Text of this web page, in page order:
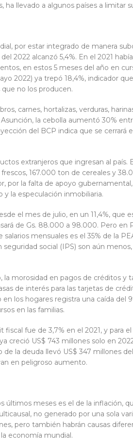
llevado a algunos países a limitar
por estar integrado de manera
2022 alcanzó 5,4%. En el 2021
en estos 5 meses del año en
2022) ya trepó 18,4%, indicador
no los producen.
carnes, hortalizas, verduras,
la cebolla aumentó 30%
del BCP indica que se
extranjeros que ingresan al país.
167.000 ton de cereales y
por la falta de apoyo
la especulación inmobiliaria.
el mes de julio, en un 11,4%, que
de Gs. 88.000 a 98.000. Pero
mensuales es el 35% de la
social (IPS) son aún
morosidad en pagos de créditos
de interés para las tarjetas de
los hogares registra una caída del
en las familias.
fue de 3,7% en el 2021, y para
US$ 743 millones solo en
de la deuda llevó US$ 347 millones
en peligroso aumento.
meses es el de la inflación,
no generado por una sola
pero también habrán causas
economía mundial.